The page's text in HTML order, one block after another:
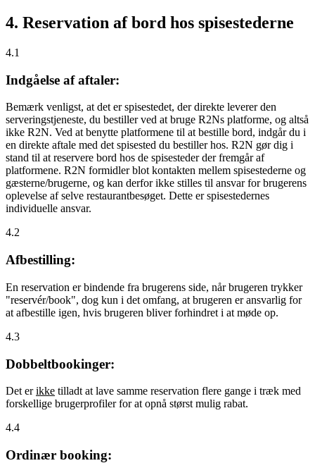
4. Reservation af bord hos spisestederne
4.1
Indgåelse af aftaler:
Bemærk venligst, at det er spisestedet, der direkte leverer den
serveringstjeneste, du bestiller ved at bruge R2Ns platforme, og altså
ikke R2N. Ved at benytte platformene til at bestille bord, indgår du i
en direkte aftale med det spisested du bestiller hos. R2N gør dig i
stand til at reservere bord hos de spisesteder der fremgår af
platformene. R2N formidler blot kontakten mellem spisestederne og
gæsterne/brugerne, og kan derfor ikke stilles til ansvar for brugerens
oplevelse af selve restaurantbesøget. Dette er spisestedernes
individuelle ansvar.
4.2
Afbestilling:
En reservation er bindende fra brugerens side, når brugeren trykker
"reservér/book", dog kun i det omfang, at brugeren er ansvarlig for
at afbestille igen, hvis brugeren bliver forhindret i at møde op.
4.3
Dobbeltbookinger:
Det erikke tilladt at lave samme reservation flere gange i træk med
forskellige brugerprofiler for at opnå størst mulig rabat.
4.4
Ordinær booking: